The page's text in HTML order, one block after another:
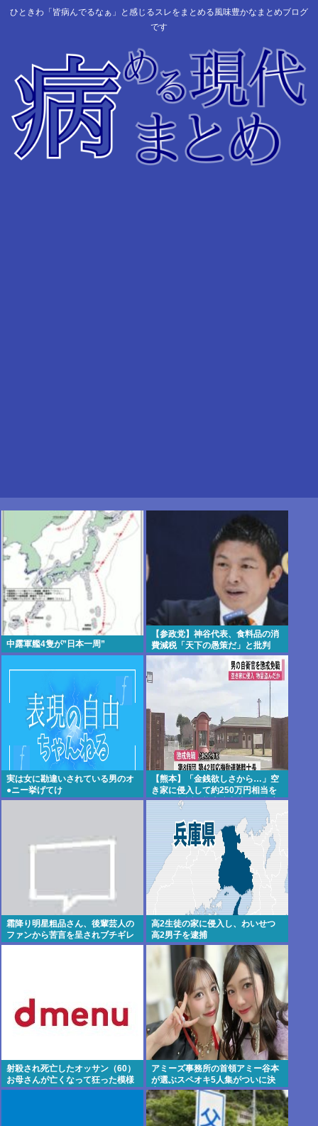
ひときわ「皆病んでるなぁ」と感じるスレをまとめる風味豊かなまとめブログ
です
中露軍艦4隻が”日本一周”
【参政党】神谷代表、食料品の消
費減税「天下の愚策だ」と批判
実は女に勘違いされている男のオ
●ニー挙げてけ
【熊本】「金銭欲しさから…」空
き家に侵入して約250万円相当を
盗んで起訴、熊本駐屯地の自衛官
の男を懲戒免職
霜降り明星粗品さん、後輩芸人の
ファンから苦言を呈されブチギレ
発狂…
高2生徒の家に侵入し、わいせつ
高2男子を逮捕
射殺され死亡したオッサン（60）
お母さんが亡くなって狂った模様
アミーズ事務所の首領アミー谷本
が選ぶスペオキ5人集がついに決
定してしまう